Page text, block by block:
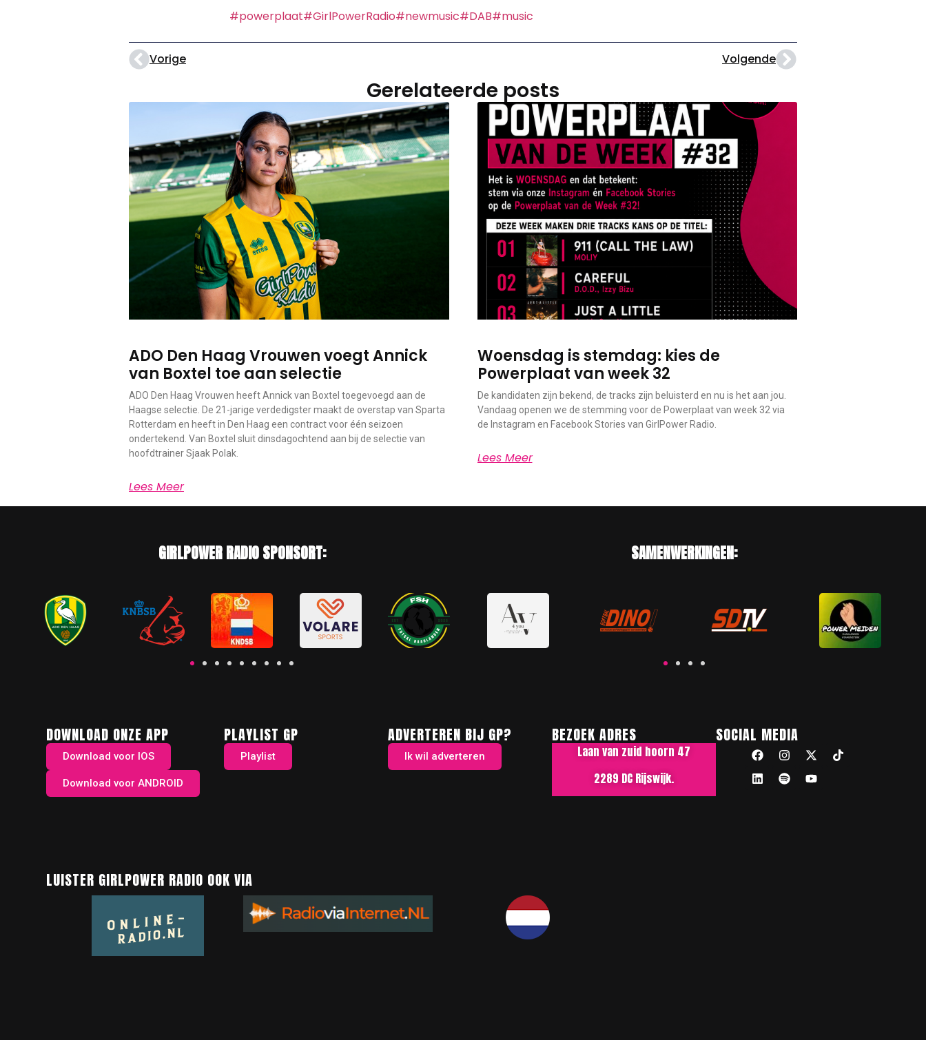
#powerplaat#GirlPowerRadio#newmusic#DAB#music
Vorige Volgende
Gerelateerde posts
ADO Den Haag Vrouwen voegt Annick
van Boxtel toe aan selectie
ADO Den Haag Vrouwen heeft Annick van Boxtel toegevoegd aan de
Haagse selectie. De 21-jarige verdedigster maakt de overstap van Sparta
Rotterdam en heeft in Den Haag een contract voor één seizoen
ondertekend. Van Boxtel sluit dinsdagochtend aan bij de selectie van
hoofdtrainer Sjaak Polak.
Lees Meer
Woensdag is stemdag: kies de
Powerplaat van week 32
De kandidaten zijn bekend, de tracks zijn beluisterd en nu is het aan jou.
Vandaag openen we de stemming voor de Powerplaat van week 32 via
de Instagram en Facebook Stories van GirlPower Radio.
Lees Meer
GIRLPOWER RADIO SPONSORT: SAMENWERKINGEN:
DOWNLOAD ONZE APP
Download voor IOS
Download voor ANDROID
PLAYLIST GP
Playlist
ADVERTEREN BIJ GP?
Ik wil adverteren
BEZOEK ADRES
Laan van zuid hoorn 47
2289 DC Rijswijk.
SOCIAL MEDIA
LUISTER GIRLPOWER RADIO OOK VIA